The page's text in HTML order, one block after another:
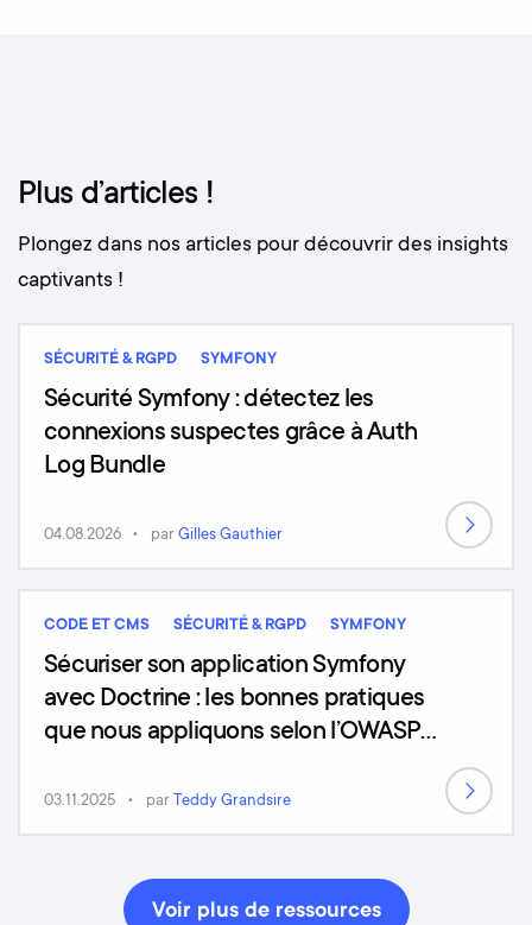
Plus d’articles !
Plongez dans nos articles pour découvrir des insights
captivants !
SÉCURITÉ & RGPD SYMFONY
Sécurité Symfony : détectez les
connexions suspectes grâce à Auth
Log Bundle
04.08.2026 par Gilles Gauthier
CODE ET CMS SÉCURITÉ & RGPD SYMFONY
Sécuriser son application Symfony
avec Doctrine : les bonnes pratiques
que nous appliquons selon l’OWASP
03.11.2025 par Teddy Grandsire
Voir plus de ressources